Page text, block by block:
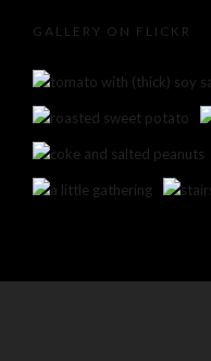
GALLERY ON FLICKR